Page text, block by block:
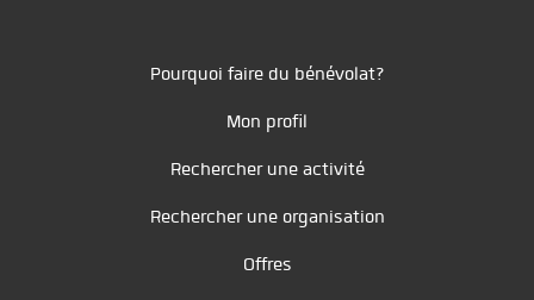
Pourquoi faire du bénévolat?
Mon profil
Rechercher une activité
Rechercher une organisation
Offres